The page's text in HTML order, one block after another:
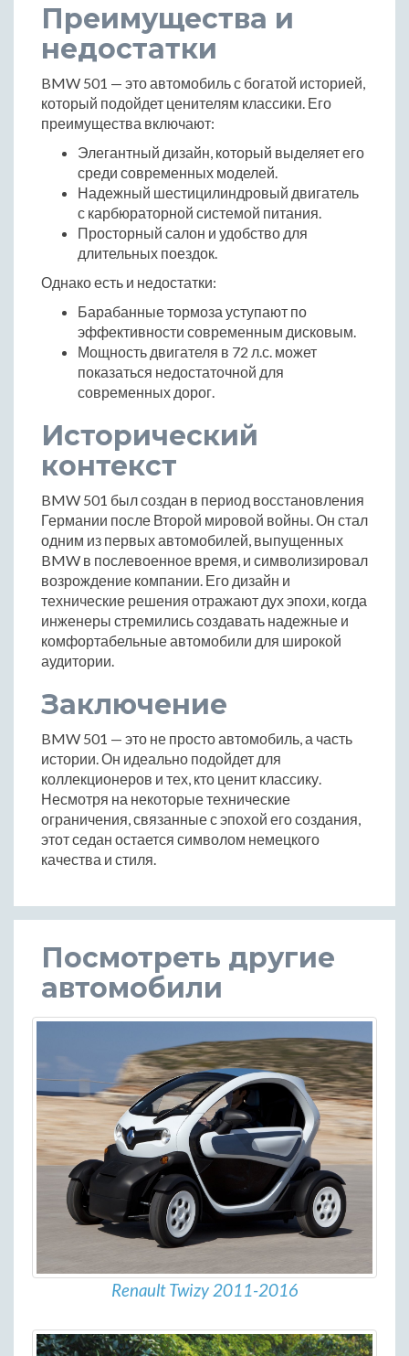
Преимущества и
недостатки
BMW 501 — это автомобиль с богатой историей,
который подойдет ценителям классики. Его
преимущества включают:
Элегантный дизайн, который выделяет его
среди современных моделей.
Надежный шестицилиндровый двигатель
с карбюраторной системой питания.
Просторный салон и удобство для
длительных поездок.
Однако есть и недостатки:
Барабанные тормоза уступают по
эффективности современным дисковым.
Мощность двигателя в 72 л.с. может
показаться недостаточной для
современных дорог.
Исторический
контекст
BMW 501 был создан в период восстановления
Германии после Второй мировой войны. Он стал
одним из первых автомобилей, выпущенных
BMW в послевоенное время, и символизировал
возрождение компании. Его дизайн и
технические решения отражают дух эпохи, когда
инженеры стремились создавать надежные и
комфортабельные автомобили для широкой
аудитории.
Заключение
BMW 501 — это не просто автомобиль, а часть
истории. Он идеально подойдет для
коллекционеров и тех, кто ценит классику.
Несмотря на некоторые технические
ограничения, связанные с эпохой его создания,
этот седан остается символом немецкого
качества и стиля.
Посмотреть другие
автомобили
Renault Twizy 2011-2016